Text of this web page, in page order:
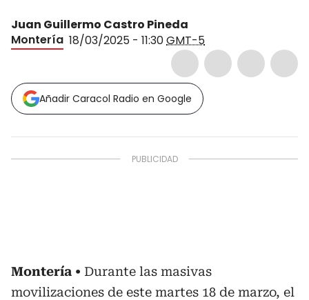
Juan Guillermo Castro Pineda
Montería 18/03/2025 - 11:30GMT-5
Añadir Caracol Radio en Google
Montería
Durante las masivas
movilizaciones de este martes 18 de marzo, el